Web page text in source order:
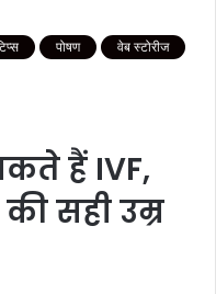
पोषण
वेब स्टोरीज
हैं IVF,
सही उम्र